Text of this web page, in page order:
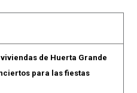
de Huerta Grande
para las fiestas